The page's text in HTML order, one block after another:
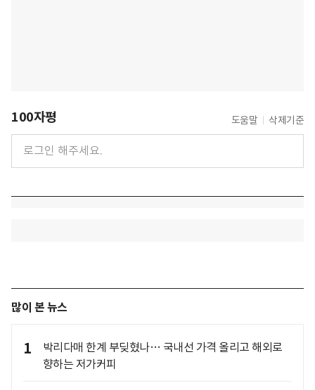
100자평 도움말 삭제기준
많이 본 뉴스
1
박리다매 한계 부딪혔나… 국내선 가격 올리고 해외로
향하는 저가커피